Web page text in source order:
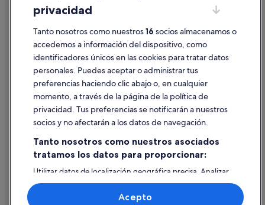
Información legal/contacto
Pautas sobre el contenido y cómo denunciar contenido
Ayuda
Cancelar un vuelo
Cancelar una reserva de hotel o de un alquiler vacacional
Utilizar un cupón de Expedia
Documentos para viajes internacionales
privacidad
Tanto nosotros como nuestros16 socios almacenamos o
accedemos a información del dispositivo, como
identificadores únicos en las cookies para tratar datos
personales. Puedes aceptar o administrar tus
preferencias haciendo clic abajo o, en cualquier
momento, a través de la página de la política de
privacidad. Tus preferencias se notificarán a nuestros
socios y no afectarán a los datos de navegación.
Tanto nosotros como nuestros asociados
tratamos los datos para proporcionar:
Utilizar datos de localización geográfica precisa. Analizar
activamente las características del dispositivo para su
identificación. Almacenar la información en un dispositivo
y/o acceder a ella. Publicidad y contenido personalizados,
Acepto